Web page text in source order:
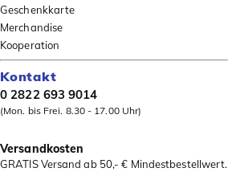
Geschenkkarte
Merchandise
Kooperation
Kontakt
0 2822 693 9014
(Mon. bis Frei. 8.30 - 17.00 Uhr)
Versandkosten
GRATIS Versand ab 50,- € Mindestbestellwert.